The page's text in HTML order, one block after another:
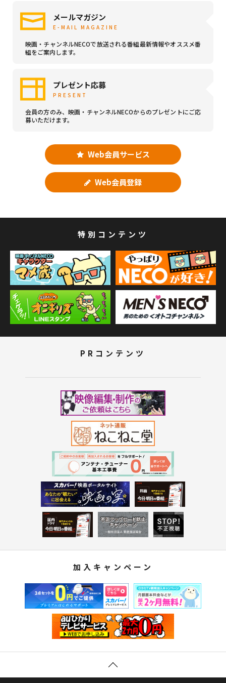
メールマガジン
E-MAIL MAGAZINE
映画・チャンネルNECOで放送される番組最新情報やオススメ番
組をご案内します。
プレゼント応募
PRESENT
会員の方のみ、映画・チャンネルNECOからのプレゼントにご応
募いただけます。
Web会員サービス
Web会員登録
特別コンテンツ
PRコンテンツ
加入キャンペーン